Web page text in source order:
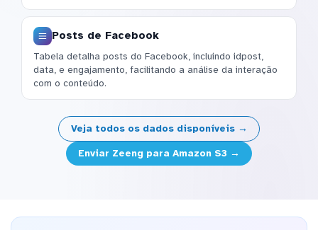
Posts de Facebook
Tabela detalha posts do Facebook, incluindo idpost,
data, e engajamento, facilitando a análise da interação
com o conteúdo.
Veja todos os dados disponíveis →
Enviar Zeeng para Amazon S3 →